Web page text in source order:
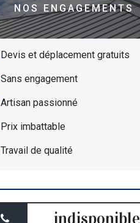
NOS ENGAGEMENTS
Devis et déplacement gratuits
Sans engagement
Artisan passionné
Prix imbattable
Travail de qualité
indisponible